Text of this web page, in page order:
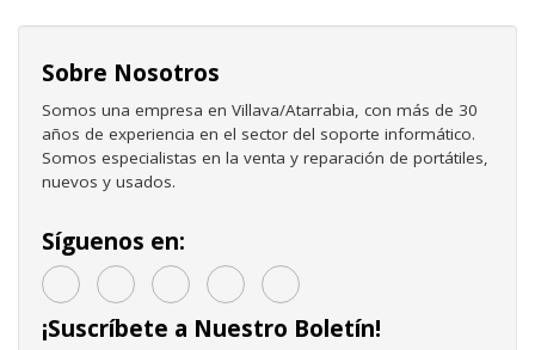
Sobre Nosotros
Somos una empresa en Villava/Atarrabia, con más de 30
años de experiencia en el sector del soporte informático.
Somos especialistas en la venta y reparación de portátiles,
nuevos y usados.
Síguenos en:
¡Suscríbete a Nuestro Boletín!